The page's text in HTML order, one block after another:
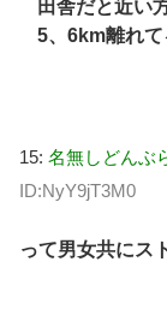
田舎だと近い
5、6km離れ
15: 名無しどんぶ
ID:NyY9jT3M0
って男女共にス